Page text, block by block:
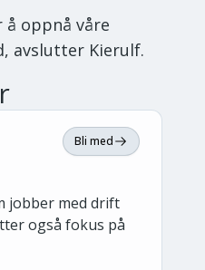
oppnå våre
avslutter Kierulf.
Bli med
jobber med drift
også fokus på